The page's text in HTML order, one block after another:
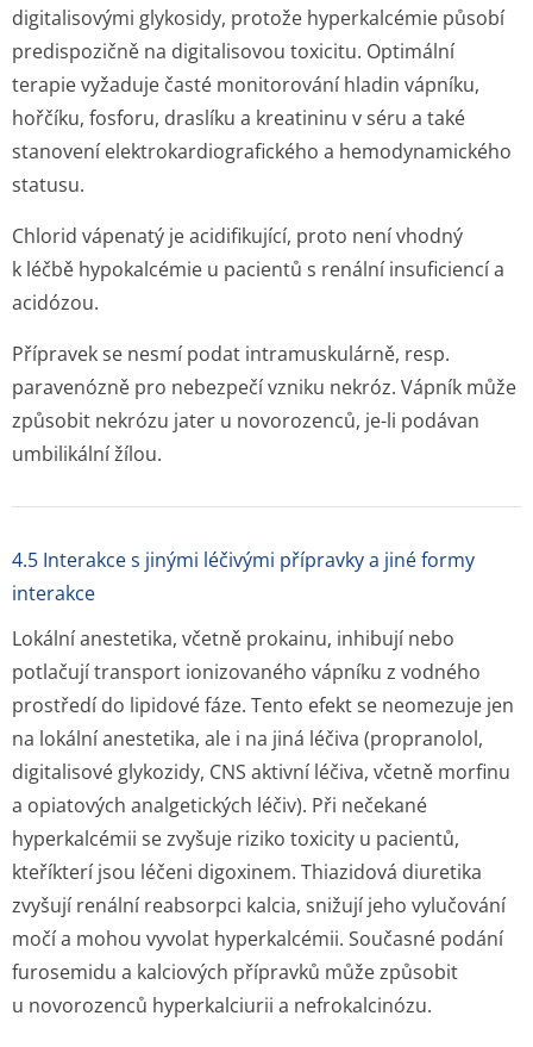
digitalisovými glykosidy, protože hyperkalcémie působí
predispozičně na digitalisovou toxicitu. Optimální
terapie vyžaduje časté monitorování hladin vápníku,
hořčíku, fosforu, draslíku a kreatininu v séru a také
stanovení elektrokardio­grafického a hemodynamického
statusu.
Chlorid vápenatý je acidifikující, proto není vhodný
k léčbě hypokalcémie u pacientů s renální insuficiencí a
acidózou.
Přípravek se nesmí podat intramuskulárně, resp.
paravenózně pro nebezpečí vzniku nekróz. Vápník může
způsobit nekrózu jater u novorozenců, je-li podávan
umbilikální žílou.
4.5 Interakce s jinými léčivými přípravky a jiné formy
interakce
Lokální anestetika, včetně prokainu, inhibují nebo
potlačují transport ionizovaného vápníku z vodného
prostředí do lipidové fáze. Tento efekt se neomezuje jen
na lokální anestetika, ale i na jiná léčiva (propranolol,
digitalisové glykozidy, CNS aktivní léčiva, včetně morfinu
a opiatových analgetických léčiv). Při nečekané
hyperkalcémii se zvyšuje riziko toxicity u pacientů,
kteříkterí jsou léčeni digoxinem. Thiazidová diuretika
zvyšují renální reabsorpci kalcia, snižují jeho vylučování
močí a mohou vyvolat hyperkalcémii. Současné podání
furosemidu a kalciových přípravků může způsobit
u novorozenců hyperkalciurii a nefrokalcinózu.